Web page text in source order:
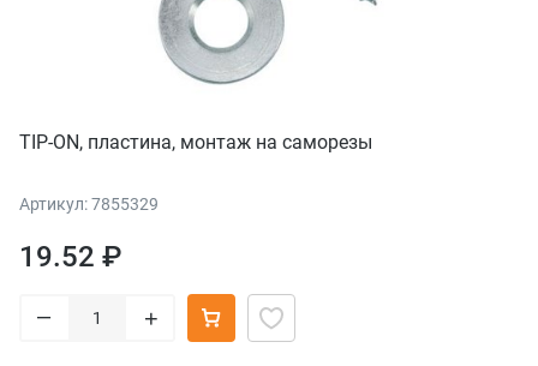
TIP-ON, пластина, монтаж на саморезы
Артикул: 7855329
19.52 ₽
– +